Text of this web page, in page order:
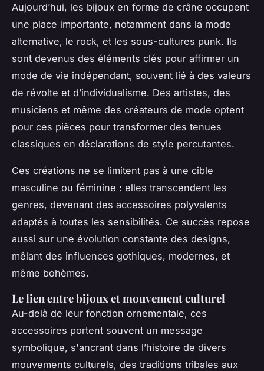
Aujourd’hui, les bijoux en forme de crâne occupent
une place importante, notamment dans la mode
alternative, le rock, et les sous-cultures punk. Ils
sont devenus des éléments clés pour affirmer un
mode de vie indépendant, souvent lié à des valeurs
de révolte et d’individualisme. Des artistes, des
musiciens et même des créateurs de mode optent
pour ces pièces pour transformer des tenues
classiques en déclarations de style percutantes.
Ces créations ne se limitent pas à une cible
masculine ou féminine : elles transcendent les
genres, devenant des accessoires polyvalents
adaptés à toutes les sensibilités. Ce succès repose
aussi sur une évolution constante des designs,
mêlant des influences gothiques, modernes, et
même bohèmes.
Le lien entre bijoux et mouvement culturel
Au-delà de leur fonction ornementale, ces
accessoires portent souvent un message
symbolique, s'ancrant dans l’histoire de divers
mouvements culturels, des traditions tribales aux